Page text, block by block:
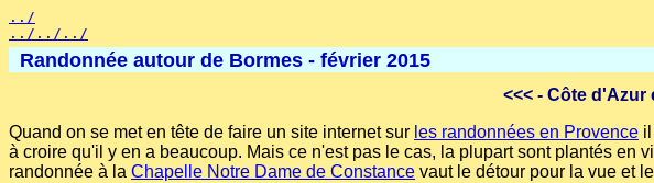
../
../../../
Randonnée autour de Bormes - février 2015
<<< - Côte d'Azur
Quand on se met en tête de faire un site internet sur les randonnées en Provence
à croire qu'il y en a beaucoup. Mais ce n'est pas le cas, la plupart sont plantés
randonnée à la Chapelle Notre Dame de Constance vaut le détour pour la vue et